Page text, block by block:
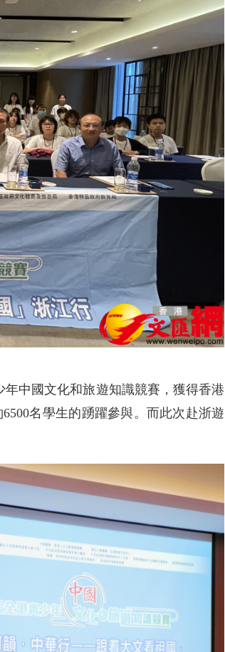
中國文化和旅遊知識競賽，獲得香港
名學生的踴躍參與。而此次赴浙遊